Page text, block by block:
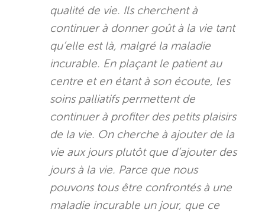
qualité de vie. Ils cherchent à
continuer à donner goût à la vie tant
qu’elle est là, malgré la maladie
incurable. En plaçant le patient au
centre et en étant à son écoute, les
soins palliatifs permettent de
continuer à profiter des petits plaisirs
de la vie. On cherche à ajouter de la
vie aux jours plutôt que d’ajouter des
jours à la vie. Parce que nous
pouvons tous être confrontés à une
maladie incurable un jour, que ce